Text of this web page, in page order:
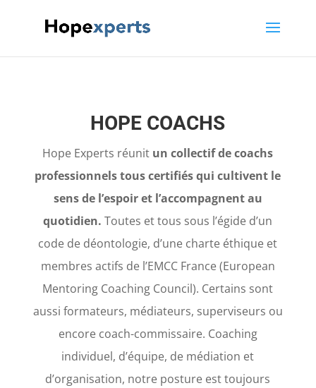
HOPE COACHS
Hope Experts réunit un collectif de coachs
professionnels tous certifiés qui cultivent le
sens de l’espoir et l’accompagnent au
quotidien. Toutes et tous sous l’égide d’un
code de déontologie, d’une charte éthique et
membres actifs de l’EMCC France (European
Mentoring Coaching Council). Certains sont
aussi formateurs, médiateurs, superviseurs ou
encore coach-commissaire. Coaching
individuel, d’équipe, de médiation et
d’organisation, notre posture est toujours